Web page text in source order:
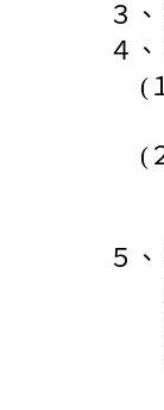
３、
４、
(
(
５、